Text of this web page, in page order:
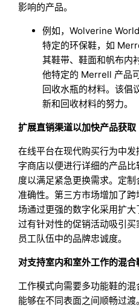
影响的产品。
例如，Wolverine
特定的环保鞋，如
其鞋带、鞋面和帆布内
他特定的 Merrell 产品
回收水瓶的材料。该倡
新和回收材料的努力。
扩展直销渠道以加快产品获取
在线平台在现代购买行为中
字商店以便进行详细的产品
度以满足紧急更换需求。定
准确性。第三方市场增加了
场通过更强的数字化采用扩
过有针对性的促销活动吸引
员工队伍中的品牌忠诚度。
对支持室内和室外工作的混合
工作模式向需要多功能鞋的
能够在不同表面之间顺畅过